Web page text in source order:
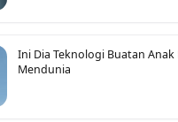
Ini Dia Teknologi Buatan Anak
Mendunia